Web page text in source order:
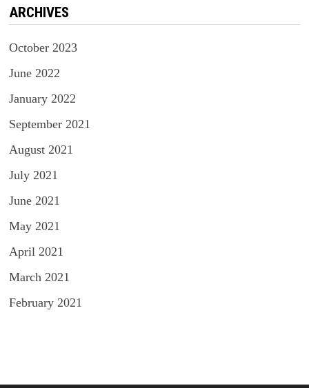
ARCHIVES
October 2023
June 2022
January 2022
September 2021
August 2021
July 2021
June 2021
May 2021
April 2021
March 2021
February 2021